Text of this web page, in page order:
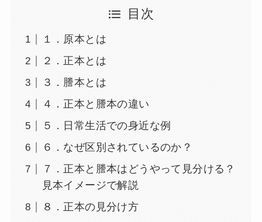
目次
１．原本とは
２．正本とは
３．謄本とは
４．正本と謄本の違い
５．日常生活での身近な例
６．なぜ区別されているのか？
７．正本と謄本はどうやって見分ける？
見本イメージで解説
８．正本の見分け方